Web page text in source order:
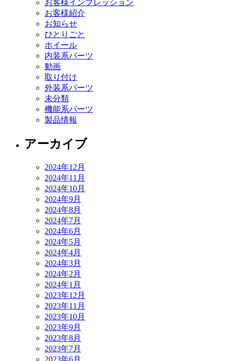
お客様インプレッション
お客様紹介
お知らせ
ひとりごと
ホイール
内装系パーツ
動画
取り付け
外装系パーツ
未分類
機能系パーツ
製品情報
アーカイブ
2024年12月
2024年11月
2024年10月
2024年9月
2024年8月
2024年7月
2024年6月
2024年5月
2024年4月
2024年3月
2024年2月
2024年1月
2023年12月
2023年11月
2023年10月
2023年9月
2023年8月
2023年7月
2023年6月